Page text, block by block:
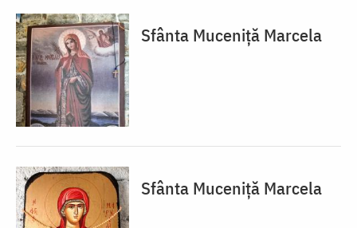
Sfânta Muceniță Marcela
Sfânta Muceniță Marcela